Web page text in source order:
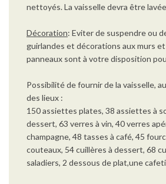
nettoyés. La vaisselle devra être
Décoration: Eviter de suspendre ou
guirlandes et décorations aux murs
panneaux sont à votre disposition
Possibilité de fournir de la vaisselle,
des lieux :
150 assiettes plates, 38 assiettes à
dessert, 63 verres à vin, 40 verres
champagne, 48 tasses à café, 45
couteaux, 54 cuillères à dessert, 68
saladiers, 2 dessous de plat,une